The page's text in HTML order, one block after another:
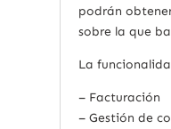
podrán
sobre la que
La
– Facturación
– Gestión de